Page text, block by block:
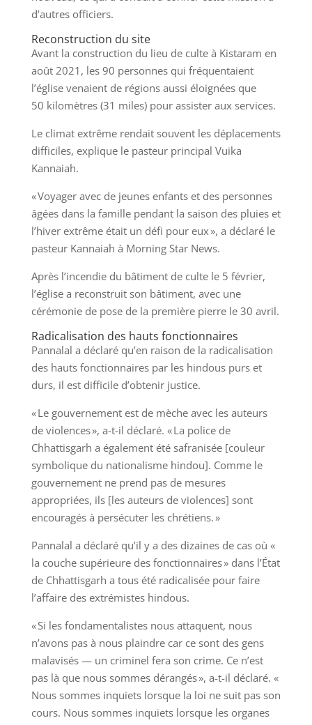
d’autres officiers.
Reconstruction du site
Avant la construction du lieu de culte à Kistaram en
août 2021, les 90 personnes qui fréquentaient
l’église venaient de régions aussi éloignées que
50 kilomètres (31 miles) pour assister aux services.
Le climat extrême rendait souvent les déplacements
difficiles, explique le pasteur principal Vuika
Kannaiah.
« Voyager avec de jeunes enfants et des personnes
âgées dans la famille pendant la saison des pluies et
l’hiver extrême était un défi pour eux », a déclaré le
pasteur Kannaiah à Morning Star News.
Après l’incendie du bâtiment de culte le 5 février,
l’église a reconstruit son bâtiment, avec une
cérémonie de pose de la première pierre le 30 avril.
Radicalisation des hauts fonctionnaires
Pannalal a déclaré qu’en raison de la radicalisation
des hauts fonctionnaires par les hindous purs et
durs, il est difficile d’obtenir justice.
« Le gouvernement est de mèche avec les auteurs
de violences », a-t-il déclaré. « La police de
Chhattisgarh a également été safranisée [couleur
symbolique du nationalisme hindou]. Comme le
gouvernement ne prend pas de mesures
appropriées, ils [les auteurs de violences] sont
encouragés à persécuter les chrétiens. »
Pannalal a déclaré qu’il y a des dizaines de cas où «
la couche supérieure des fonctionnaires » dans l’État
de Chhattisgarh a tous été radicalisée pour faire
l’affaire des extrémistes hindous.
« Si les fondamentalistes nous attaquent, nous
n’avons pas à nous plaindre car ce sont des gens
malavisés — un criminel fera son crime. Ce n’est
pas là que nous sommes dérangés », a-t-il déclaré. «
Nous sommes inquiets lorsque la loi ne suit pas son
cours. Nous sommes inquiets lorsque les organes